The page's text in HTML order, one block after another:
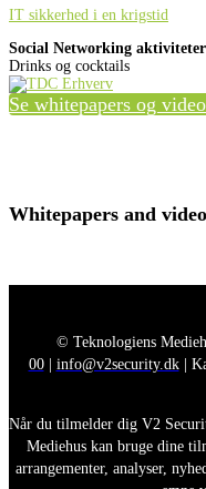
IT sikkerhed i en krigstid
Social Networking aktiviteter
Drinks og cocktails
Se whitepapers og
Whitepapers and
© Teknologiens
00| info@v2security.dk|
Når du tilmelder dig V2
Mediehus kan bruge dine
arrangementer, analyser,